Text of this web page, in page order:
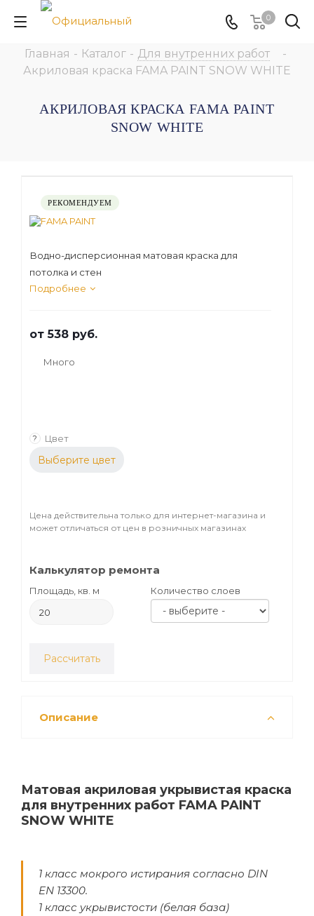
0
Главная - Каталог - Для внутренних работ
-
Акриловая краска FAMA PAINT SNOW WHITE
АКРИЛОВАЯ КРАСКА FAMA PAINT
SNOW WHITE
РЕКОМЕНДУЕМ
Водно-дисперсионная матовая краска для
потолка и стен
Подробнее
от538 руб.
Много
? Цвет
Выберите цвет
Цена действительна только для интернет-магазина и
может отличаться от цен в розничных магазинах
Калькулятор ремонта
Площадь, кв. м Количество слоев
Рассчитать
Описание
Матовая акриловая укрывистая краска
для внутренних работ FAMA PAINT
SNOW WHITE
1 класс мокрого истирания согласно DIN
EN 13300.
1 класс укрывистости (белая база)